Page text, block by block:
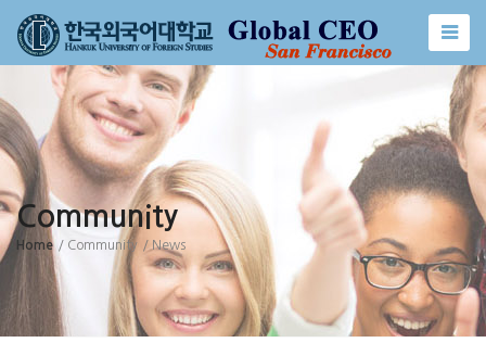
Community
Home / Community / News
Sketchbook5, 스케치북5
Sketchbook5, 스케치북5